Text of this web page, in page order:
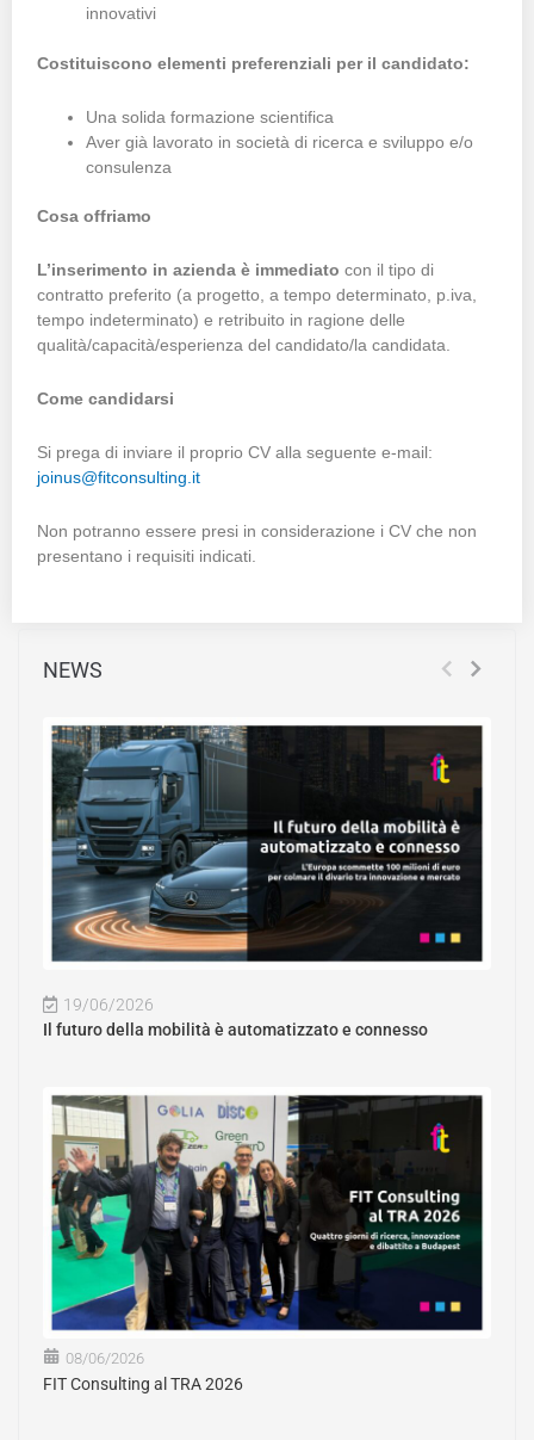
innovativi
Costituiscono elementi preferenziali per il candidato:
Una solida formazione scientifica
Aver già lavorato in società di ricerca e sviluppo e/o
consulenza
Cosa offriamo
L’inserimento in azienda è immediato con il tipo di
contratto preferito (a progetto, a tempo determinato, p.iva,
tempo indeterminato) e retribuito in ragione delle
qualità/capacità/esperienza del candidato/la candidata.
Come candidarsi
Si prega di inviare il proprio CV alla seguente e-mail:
joinus@fitconsulting.it
Non potranno essere presi in considerazione i CV che non
presentano i requisiti indicati.
NEWS
19/06/2026
Il futuro della mobilità è automatizzato e connesso
08/06/2026
FIT Consulting al TRA 2026